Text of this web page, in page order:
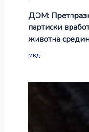
ДОМ:
партиски
животна
мкд